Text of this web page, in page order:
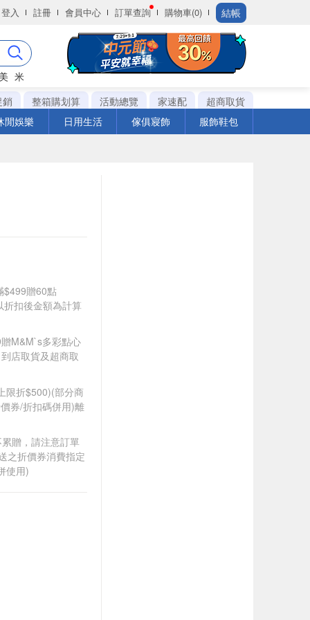
登入 註冊 會員中心 訂單查詢 購物車(0) 結帳
米
銷
整箱購划算 活動總覽 家速配
超商取貨
閒娛樂
日用生活 傢俱寢飾 服飾鞋包
$499贈60點
扣後金額為計算
M&M`s多彩點心
店取貨及超商取
限折$500)(部分商
券/折扣碼併用)離
贈，請注意訂單
之折價券消費指定
使用)